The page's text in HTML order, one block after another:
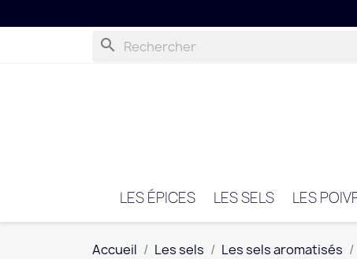
search
LES ÉPICES LES SELS LES
Accueil Les sels Les sels aromatisés